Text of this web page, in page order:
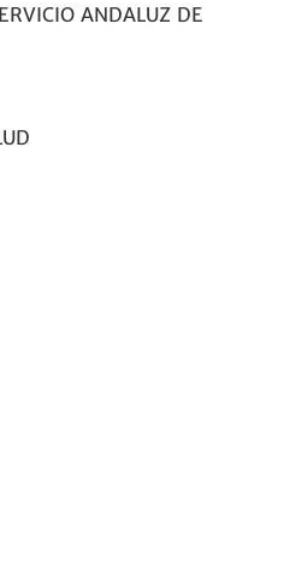
ANDALUZ DE